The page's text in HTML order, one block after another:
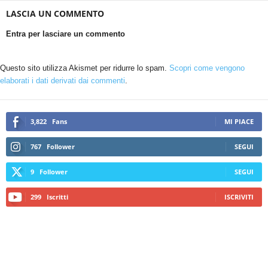
LASCIA UN COMMENTO
Entra per lasciare un commento
Questo sito utilizza Akismet per ridurre lo spam. Scopri come vengono
elaborati i dati derivati dai commenti.
3,822 Fans MI PIACE
767 Follower SEGUI
9 Follower SEGUI
299 Iscritti ISCRIVITI